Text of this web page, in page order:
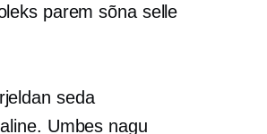
parem sõna selle
seda
Umbes nagu